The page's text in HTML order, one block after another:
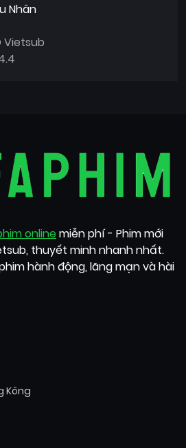
Nhân
Vietsub
online miễn phí - Phim mới
thuyết minh nhanh nhất.
hành động, lãng mạn và hài
Kông